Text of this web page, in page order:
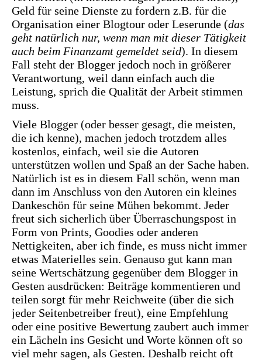
Geld für seine Dienste zu fordern z.B. für die
Organisation einer Blogtour oder Leserunde (das
geht natürlich nur, wenn man mit dieser Tätigkeit
auch beim Finanzamt gemeldet seid). In diesem
Fall steht der Blogger jedoch noch in größerer
Verantwortung, weil dann einfach auch die
Leistung, sprich die Qualität der Arbeit stimmen
muss.
Viele Blogger (oder besser gesagt, die meisten,
die ich kenne), machen jedoch trotzdem alles
kostenlos, einfach, weil sie die Autoren
unterstützen wollen und Spaß an der Sache haben.
Natürlich ist es in diesem Fall schön, wenn man
dann im Anschluss von den Autoren ein kleines
Dankeschön für seine Mühen bekommt. Jeder
freut sich sicherlich über Überraschungspost in
Form von Prints, Goodies oder anderen
Nettigkeiten, aber ich finde, es muss nicht immer
etwas Materielles sein. Genauso gut kann man
seine Wertschätzung gegenüber dem Blogger in
Gesten ausdrücken: Beiträge kommentieren und
teilen sorgt für mehr Reichweite (über die sich
jeder Seitenbetreiber freut), eine Empfehlung
oder eine positive Bewertung zaubert auch immer
ein Lächeln ins Gesicht und Worte können oft so
viel mehr sagen, als Gesten. Deshalb reicht oft